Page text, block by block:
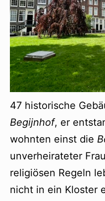
47 historische
Begijnhof, er
wohnten einst die
unverheirateter
religiösen Regeln
nicht in ein Kloster